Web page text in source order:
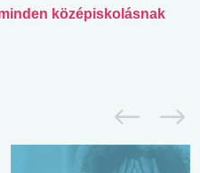
középiskolásnak